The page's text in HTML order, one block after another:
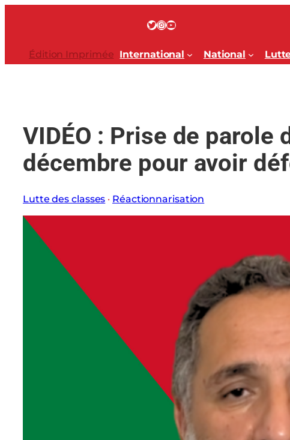
Twitter InstagramYouTube
Édition Imprimée International National
VIDÉO : Prise de parole
décembre pour avoir
Lutte des classes · Réactionnarisation